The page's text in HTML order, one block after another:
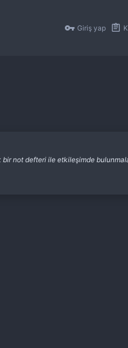
Giriş yap
not defteri ile etkileşimde